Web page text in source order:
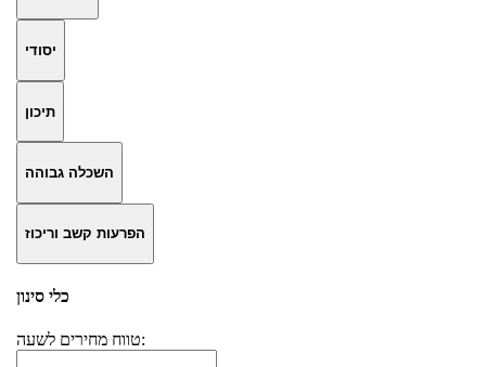
יסודי
תיכון
השכלה גבוהה
הפרעות קשב וריכוז
כלי סינון
טווח מחירים לשעה: